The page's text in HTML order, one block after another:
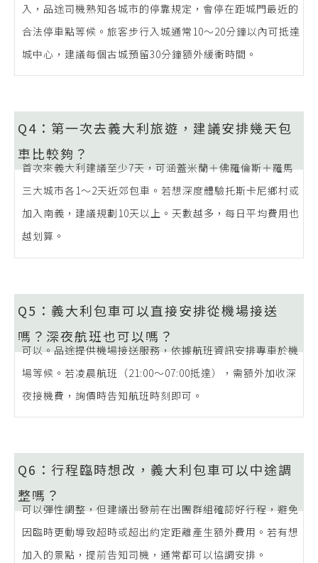
入，品途司機熟知各城市的停靠規定，會停在距城門最近的
合法停車點等候。旅客步行入城通常10〜20分鐘以內可抵達
城中心，建議每個古城預留30分鐘額外緩衝時間。
Q4：第一次去義大利旅遊，建議安排幾天包
車比較夠？
首次來義大利建議至少7天，可涵蓋米蘭＋佛羅倫斯＋羅馬
三大城市各1〜2天近郊包車。若想深度體驗托斯卡尼鄉村或
加入南義，建議規劃10天以上。天數越多，每日平均費用也
越划算。
Q5：義大利包車可以直接安排從機場接送
嗎？深夜航班也可以嗎？
可以。品途提供機場接送服務，依據航班資訊安排專車於機
場等候。若凌晨航班（21:00〜07:00抵達），需額外加收深
夜接機費，詢價時告知航班時刻即可。
Q6：行程臨時想改，義大利包車可以中途調
整嗎？
可以彈性調整，但建議出發前在出團群組確認好行程，避免
因臨時更動導致超時或超出約定距離產生額外費用。若有想
加入的景點，提前告知司機，通常都可以協調安排。